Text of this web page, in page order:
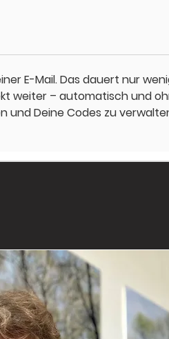
E-Mail. Das dauert nur
weiter – automatisch und
und Deine Codes zu